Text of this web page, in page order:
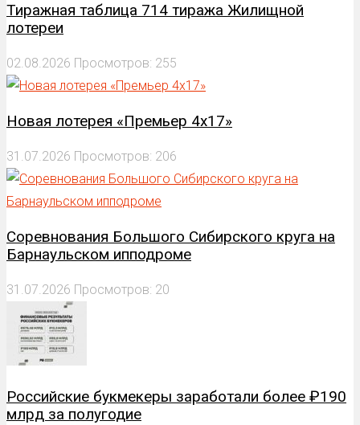
Тиражная таблица 714 тиража Жилищной
лотереи
02.08.2026 Просмотров: 255
Новая лотерея «Премьер 4х17»
31.07.2026 Просмотров: 206
Соревнования Большого Сибирского круга на
Барнаульском ипподроме
31.07.2026 Просмотров: 20
Российские букмекеры заработали более ₽190
млрд за полугодие